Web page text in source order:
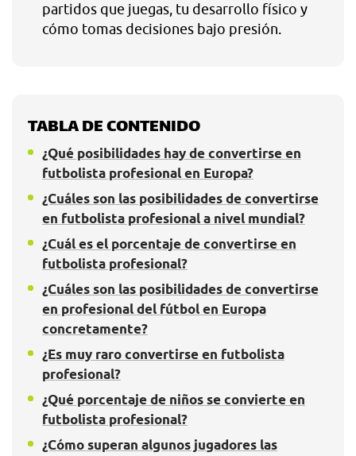
partidos que juegas, tu desarrollo físico y
cómo tomas decisiones bajo presión.
TABLA DE CONTENIDO
¿Qué posibilidades hay de convertirse en
futbolista profesional en Europa?
¿Cuáles son las posibilidades de convertirse
en futbolista profesional a nivel mundial?
¿Cuál es el porcentaje de convertirse en
futbolista profesional?
¿Cuáles son las posibilidades de convertirse
en profesional del fútbol en Europa
concretamente?
¿Es muy raro convertirse en futbolista
profesional?
¿Qué porcentaje de niños se convierte en
futbolista profesional?
¿Cómo superan algunos jugadores las